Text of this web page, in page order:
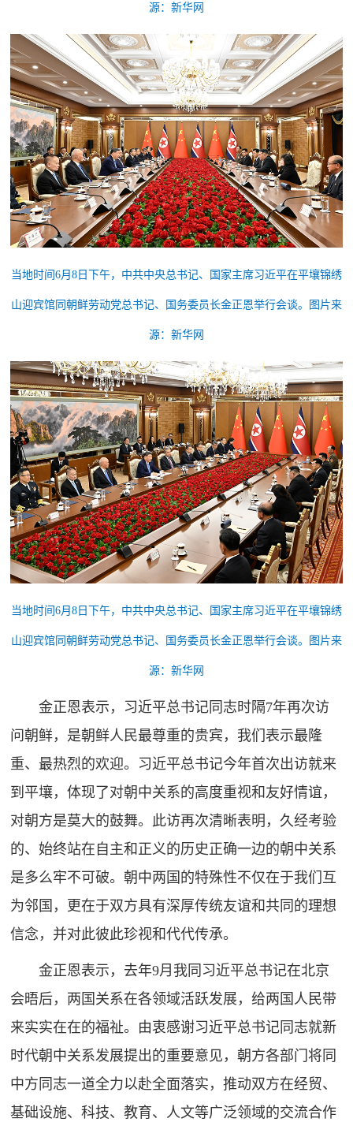
源：新华网
当地时间6月8日下午，中共中央总书记、国家主席习近平在平壤锦绣
山迎宾馆同朝鲜劳动党总书记、国务委员长金正恩举行会谈。图片来
源：新华网
当地时间6月8日下午，中共中央总书记、国家主席习近平在平壤锦绣
山迎宾馆同朝鲜劳动党总书记、国务委员长金正恩举行会谈。图片来
源：新华网
金正恩表示，习近平总书记同志时隔7年再次访
问朝鲜，是朝鲜人民最尊重的贵宾，我们表示最隆
重、最热烈的欢迎。习近平总书记今年首次出访就来
到平壤，体现了对朝中关系的高度重视和友好情谊，
对朝方是莫大的鼓舞。此访再次清晰表明，久经考验
的、始终站在自主和正义的历史正确一边的朝中关系
是多么牢不可破。朝中两国的特殊性不仅在于我们互
为邻国，更在于双方具有深厚传统友谊和共同的理想
信念，并对此彼此珍视和代代传承。
金正恩表示，去年9月我同习近平总书记在北京
会晤后，两国关系在各领域活跃发展，给两国人民带
来实实在在的福祉。由衷感谢习近平总书记同志就新
时代朝中关系发展提出的重要意见，朝方各部门将同
中方同志一道全力以赴全面落实，推动双方在经贸、
基础设施、科技、教育、人文等广泛领域的交流合作